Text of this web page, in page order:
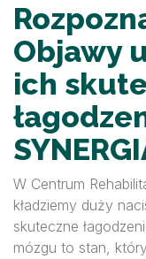
Objawy
ich
W Centrum
kładziemy duży
skuteczne
mózgu to stan,